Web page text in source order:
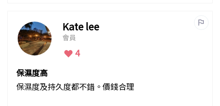
Kate lee
會員
4
保濕度高
保濕度及持久度都不錯。價錢合理